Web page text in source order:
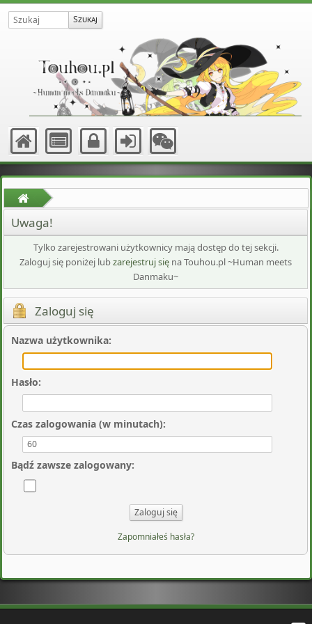
Uwaga!
Tylko zarejestrowani użytkownicy mają dostęp do tej sekcji.
Zaloguj się poniżej lubzarejestruj się na Touhou.pl ~Human meets
Danmaku~
Zaloguj się
Nazwa użytkownika:
Hasło:
Czas zalogowania (w minutach):
Bądź zawsze zalogowany:
Zapomniałeś hasła?